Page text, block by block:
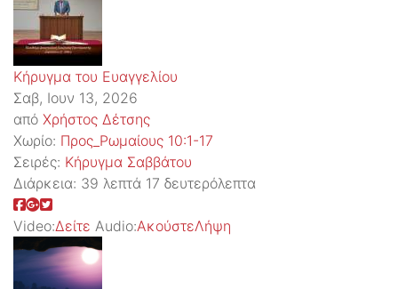
Κήρυγμα του Ευαγγελίου
Σαβ, Ιουν 13, 2026
από Χρήστος Δέτσης
Χωρίο: Προς_Ρωμαίους 10:1-17
Σειρές: Kήρυγμα Σαββάτου
Διάρκεια: 39 λεπτά 17 δευτερόλεπτα
Video:Δείτε Audio:ΑκούστεΛήψη